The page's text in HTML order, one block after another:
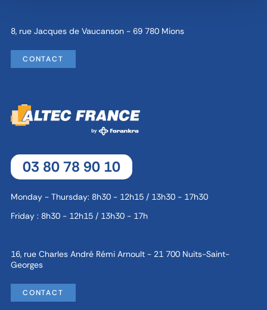
8, rue Jacques de Vaucanson - 69 780 Mions
CONTACT
03 80 78 90 10
Monday - Thursday: 8h30 - 12h15 / 13h30 - 17h30
Friday : 8h30 - 12h15 / 13h30 - 17h
16, rue Charles André Rémi Arnoult - 21 700 Nuits-Saint-
Georges
CONTACT